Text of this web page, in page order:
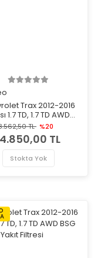
Trax 2012-2016
1.7 TD, 1.7 TD AWD
Marka Klima
Radyatörü
TL %20
TL
Stokta Yok